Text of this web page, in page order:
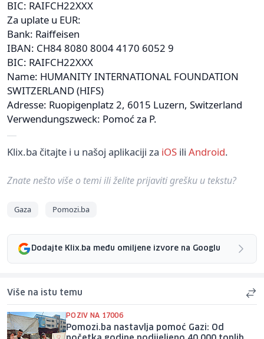
BIC: RAIFCH22XXX
Za uplate u EUR:
Bank: Raiffeisen
IBAN: CH84 8080 8004 4170 6052 9
BIC: RAIFCH22XXX
Name: HUMANITY INTERNATIONAL FOUNDATION
SWITZERLAND (HIFS)
Adresse: Ruopigenplatz 2, 6015 Luzern, Switzerland
Verwendungszweck: Pomoć za P.
Klix.ba čitajte i u našoj aplikaciji za iOS ili Android.
Znate nešto više o temi ili želite prijaviti grešku u tekstu?
Gaza Pomozi.ba
Dodajte Klix.ba među omiljene izvore na Googlu
Više na istu temu
POZIV NA 17006
Pomozi.ba nastavlja pomoć Gazi: Od